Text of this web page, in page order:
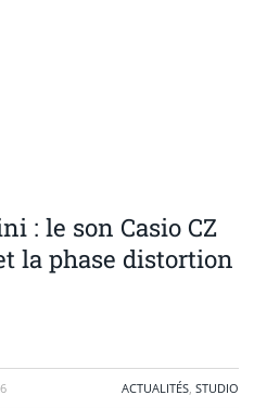
: le son Casio CZ
la phase distortion
ACTUALITÉS, STUDIO